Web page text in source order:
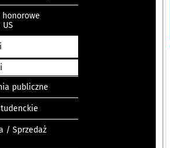
honorowe
publiczne
/ Sprzedaż